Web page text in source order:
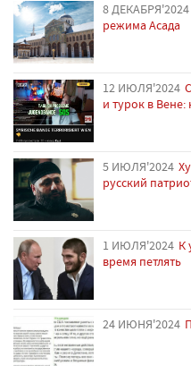
8 ДЕКАБРЯ'2024
режима Асада
12 ИЮЛЯ'2024
и турок в Вене:
5 ИЮЛЯ'2024
русский
1 ИЮЛЯ'2024 К
время петлять
24 ИЮНЯ'2024